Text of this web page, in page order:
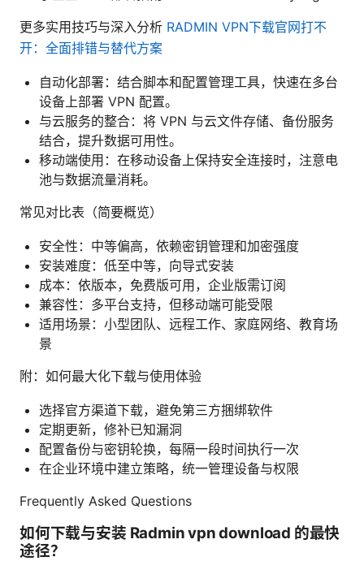
更多实用技巧与深入分析 RADMIN VPN下载官网打不
开：全面排错与替代方案
自动化部署：结合脚本和配置管理工具，快速在多台
设备上部署 VPN 配置。
与云服务的整合：将 VPN 与云文件存储、备份服务
结合，提升数据可用性。
移动端使用：在移动设备上保持安全连接时，注意电
池与数据流量消耗。
常见对比表（简要概览）
安全性：中等偏高，依赖密钥管理和加密强度
安装难度：低至中等，向导式安装
成本：依版本，免费版可用，企业版需订阅
兼容性：多平台支持，但移动端可能受限
适用场景：小型团队、远程工作、家庭网络、教育场
景
附：如何最大化下载与使用体验
选择官方渠道下载，避免第三方捆绑软件
定期更新，修补已知漏洞
配置备份与密钥轮换，每隔一段时间执行一次
在企业环境中建立策略，统一管理设备与权限
Frequently Asked Questions
如何下载与安装 Radmin vpn download 的最快
途径？